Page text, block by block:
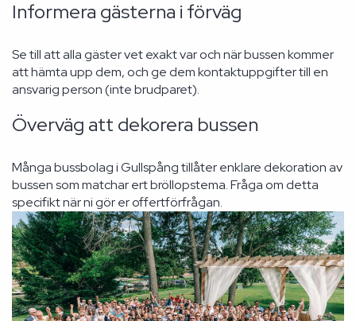
Informera gästerna i förväg
Se till att alla gäster vet exakt var och när bussen kommer
att hämta upp dem, och ge dem kontaktuppgifter till en
ansvarig person (inte brudparet).
Överväg att dekorera bussen
Många bussbolag i Gullspång tillåter enklare dekoration av
bussen som matchar ert bröllopstema. Fråga om detta
specifikt när ni gör er offertförfrågan.